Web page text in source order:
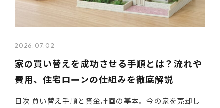
2026.07.02
家の買い替えを成功させる手順とは？流れや
費用、住宅ローンの仕組みを徹底解説
目次 買い替え手順と資金計画の基本。今の家を売却し